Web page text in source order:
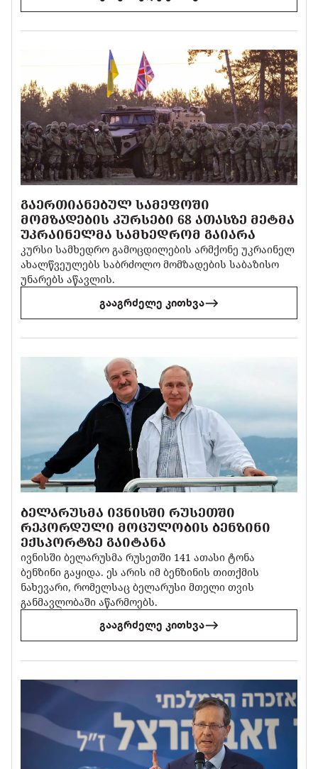
ᲒᲐᲔᲠᲗᲘᲐᲜᲔᲑᲣᲚ ᲡᲐᲛᲔᲤᲝᲨᲘ
ᲛᲝᲛᲖᲐᲓᲔᲑᲘᲡ ᲙᲣᲠᲡᲔᲑᲘ 68 ᲐᲗᲐᲡᲖᲔ ᲛᲔᲢᲛᲐ
ᲣᲙᲠᲐᲘᲜᲔᲚᲛᲐ ᲡᲐᲛᲮᲔᲓᲠᲝᲛ ᲒᲐᲘᲐᲠᲐ
კურსი სამხედრო გამოცდილების არმქონე უკრაინელ
ახალწვეულებს საბრძოლო მომზადების საბაზისო
უნარებს აწავლის.
გააგრძელე კითხვა
ᲑᲔᲚᲐᲠᲣᲡᲛᲐ ᲘᲕᲜᲘᲡᲨᲘ ᲠᲣᲡᲔᲗᲨᲘ
ᲠᲔᲙᲝᲠᲓᲣᲚᲘ ᲛᲝᲪᲣᲚᲝᲑᲘᲡ ᲑᲔᲜᲖᲘᲜᲘ
ᲔᲥᲡᲞᲝᲠᲢᲖᲔ ᲒᲐᲘᲢᲐᲜᲐ
ივნისში ბელარუსმა რუსეთში 141 ათასი ტონა
ბენზინი გაყიდა. ეს არის იმ ბენზინის თითქმის
ნახევარი, რომელსაც ბელარუსი მთელი თვის
განმავლობაში აწარმოებს.
გააგრძელე კითხვა